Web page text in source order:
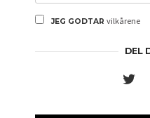
JEG GODTAR vilkårene
DEL